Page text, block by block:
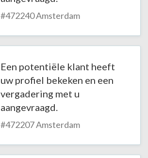
#472240 Amsterdam
Een potentiële klant heeft
uw profiel bekeken en een
vergadering met u
aangevraagd.
#472207 Amsterdam